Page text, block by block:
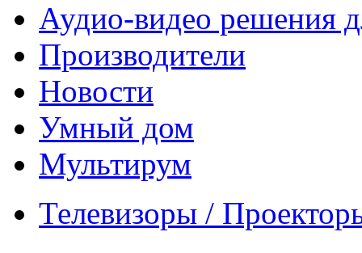
Аудио-видео решения
Производители
Новости
Умный дом
Мультирум
Телевизоры /